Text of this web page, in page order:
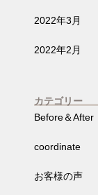
2022年3月
2022年2月
カテゴリー
Before＆After
coordinate
お客様の声